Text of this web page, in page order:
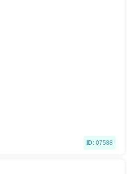
ID: 07588